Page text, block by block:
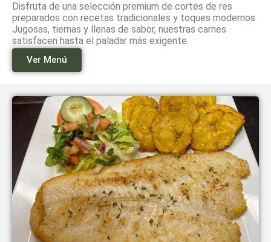
Disfruta de una selección premium de cortes de res
preparados con recetas tradicionales y toques modernos.
Jugosas, tiernas y llenas de sabor, nuestras carnes
satisfacen hasta el paladar más exigente.
Ver Menú